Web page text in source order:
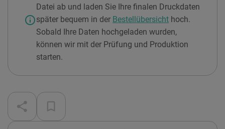
info
Datei ab und laden Sie Ihre finalen Druckdaten
später bequem in der Bestellübersicht hoch.
Sobald Ihre Daten hochgeladen wurden,
können wir mit der Prüfung und Produktion
starten.